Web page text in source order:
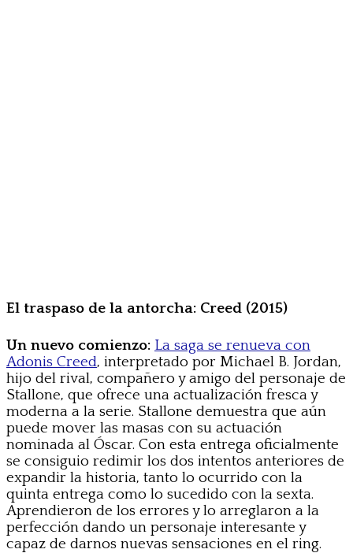
El traspaso de la antorcha: Creed (2015)
Un nuevo comienzo: La saga se renueva con
Adonis Creed, interpretado por Michael B. Jordan,
hijo del rival, compañero y amigo del personaje de
Stallone, que ofrece una actualización fresca y
moderna a la serie. Stallone demuestra que aún
puede mover las masas con su actuación
nominada al Óscar. Con esta entrega oficialmente
se consiguio redimir los dos intentos anteriores de
expandir la historia, tanto lo ocurrido con la
quinta entrega como lo sucedido con la sexta.
Aprendieron de los errores y lo arreglaron a la
perfección dando un personaje interesante y
capaz de darnos nuevas sensaciones en el ring.